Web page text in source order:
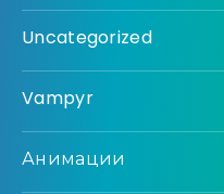
Uncategorized
Vampyr
Анимации